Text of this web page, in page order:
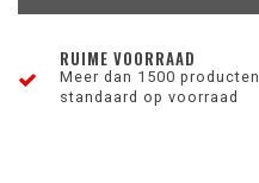
RUIME VOORRAAD
Meer dan 1500 producten
standaard op voorraad